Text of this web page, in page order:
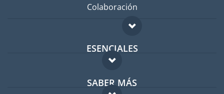
Colaboración
ESENCIALES
Foro para expatriados
Guía para expatriados
SABER MÁS